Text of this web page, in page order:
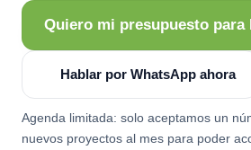
Quiero mi presupuesto para
Hablar por WhatsApp ahora
Agenda limitada: solo aceptamos un
nuevos proyectos al mes para poder